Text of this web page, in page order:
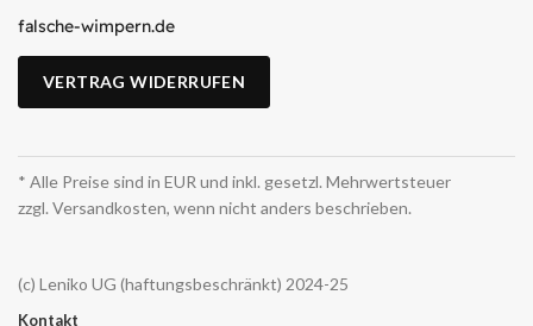
falsche-wimpern.de
VERTRAG WIDERRUFEN
* Alle Preise sind in EUR und inkl. gesetzl. Mehrwertsteuer
zzgl. Versandkosten, wenn nicht anders beschrieben.
(c) Leniko UG (haftungsbeschränkt) 2024-25
Kontakt